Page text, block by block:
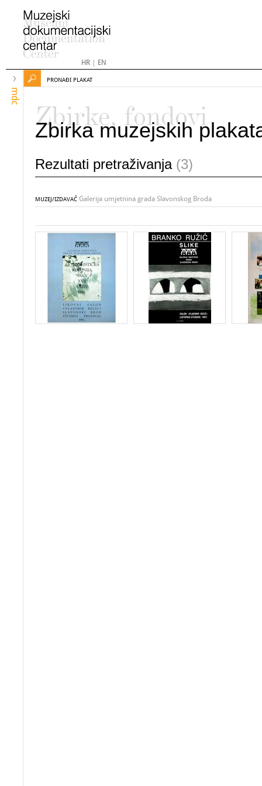
HR| EN
mdc
PRONAĐI PLAKAT
Zbirke, fondovi
Zbirka muzejskih
Rezultati pretraživanja (3)
MUZEJ/IZDAVAČ Galerija umjetnina grada Slavonskog Broda